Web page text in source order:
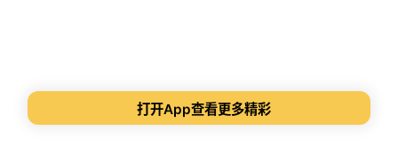
打开App查看更多精彩